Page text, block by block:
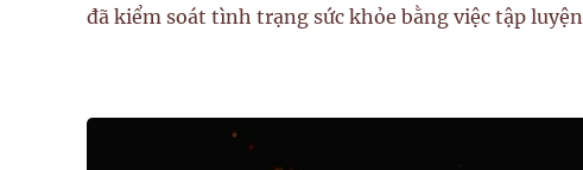
đã kiểm soát tình trạng sức khỏe bằng việc tập